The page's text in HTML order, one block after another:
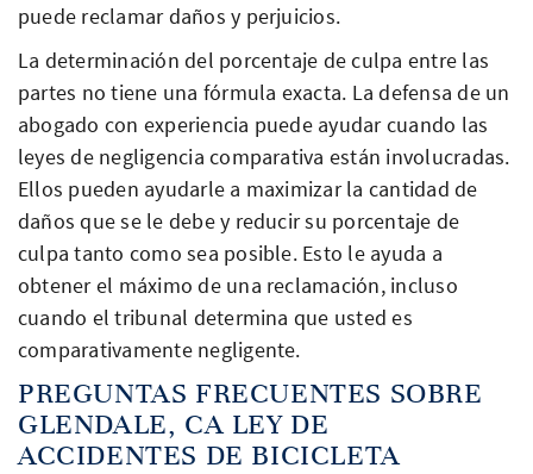
puede reclamar daños y perjuicios.
La determinación del porcentaje de culpa entre las
partes no tiene una fórmula exacta. La defensa de un
abogado con experiencia puede ayudar cuando las
leyes de negligencia comparativa están involucradas.
Ellos pueden ayudarle a maximizar la cantidad de
daños que se le debe y reducir su porcentaje de
culpa tanto como sea posible. Esto le ayuda a
obtener el máximo de una reclamación, incluso
cuando el tribunal determina que usted es
comparativamente negligente.
PREGUNTAS FRECUENTES SOBRE
GLENDALE, CA LEY DE
ACCIDENTES DE BICICLETA